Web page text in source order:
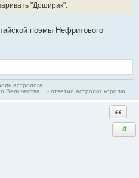
"Доширак":
поэмы Нефритового
астролога.
Величества... - ответил астролог королю.
4